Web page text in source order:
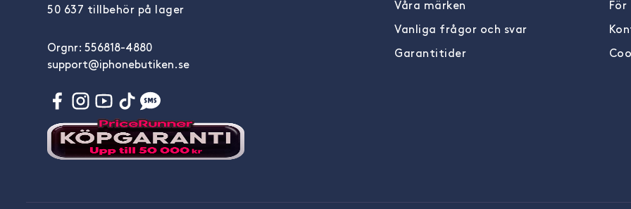
50 637 tillbehör på lager
Orgnr: 556818-4880
support@iphonebutiken.se
Våra märken
Vanliga frågor och svar
Garantitider